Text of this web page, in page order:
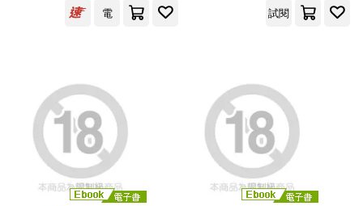
アリスJAPAN電子書籍写真集(172)
香月美夜(168)
C-Paradise(165)
外語教學與研究出版社(1281)
台灣角川(1250)
電
試閱